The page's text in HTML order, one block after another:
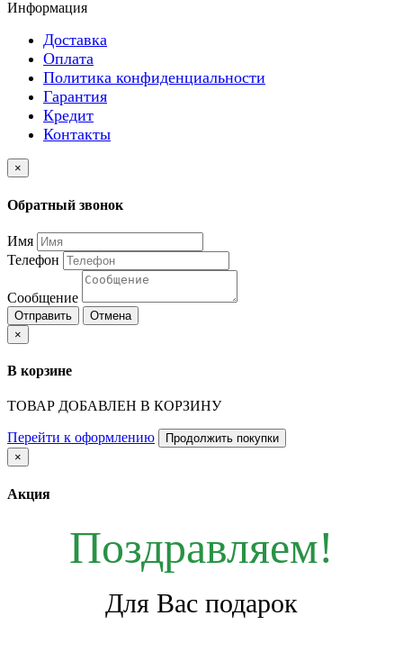
Информация
Доставка
Оплата
Политика конфиденциальности
Гарантия
Кредит
Контакты
×
Обратный звонок
Имя
Телефон
Сообщение
Отправить
Отмена
×
В корзине
ТОВАР ДОБАВЛЕН В КОРЗИНУ
Перейти к оформлению
Продолжить покупки
×
Акция
Поздравляем!
Для Вас подарок